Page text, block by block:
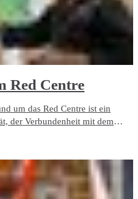
Red Centre
um das Red Centre ist ein
der Verbundenheit mit dem